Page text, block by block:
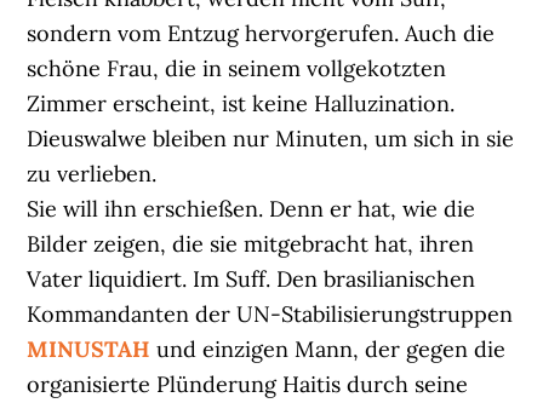
sondern vom Entzug hervorgerufen. Auch die
schöne Frau, die in seinem vollgekotzten
Zimmer erscheint, ist keine Halluzination.
Dieuswalwe bleiben nur Minuten, um sich in sie
zu verlieben.
Sie will ihn erschießen. Denn er hat, wie die
Bilder zeigen, die sie mitgebracht hat, ihren
Vater liquidiert. Im Suff. Den brasilianischen
Kommandanten der UN-Stabilisierungstruppen
MINUSTAH und einzigen Mann, der gegen die
organisierte Plünderung Haitis durch seine